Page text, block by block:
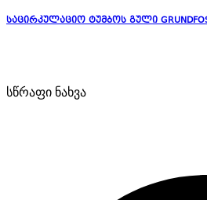
საცირკულაციო ტუმბოს გული
სწრაფი ნახვა